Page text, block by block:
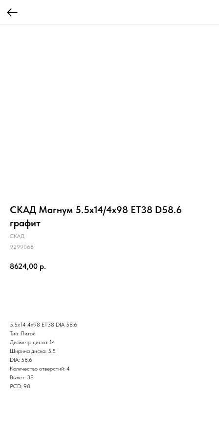
СКАД Магнум 5.5x14/4x98 ET38 D58.6
графит
СКАД
9299068
8624,00 р.
5.5x14 4x98 ET38 DIA 58.6
Тип: Литой
Диаметр диска: 14
Ширина диска: 5.5
DIA: 58.6
Количество отверстий: 4
Вылет: 38
PCD: 98